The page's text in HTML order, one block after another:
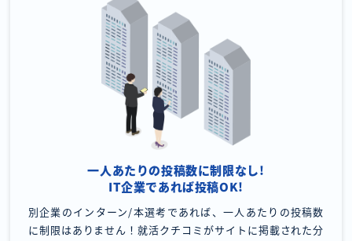
一人あたりの投稿数に制限なし!
IT企業であれば投稿OK!
別企業のインターン/本選考であれば、一人あたりの投稿数
に制限はありません！就活クチコミがサイトに掲載された分